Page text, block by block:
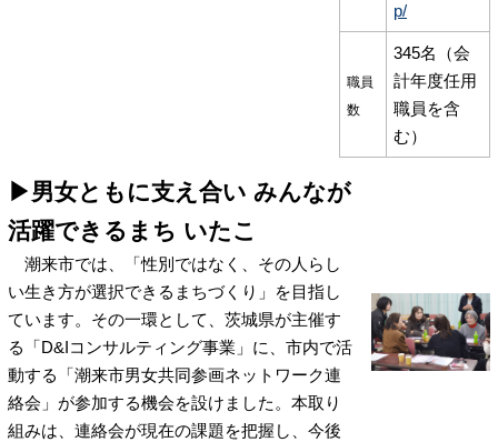
p/
職員
数
345名（会
計年度任用
職員を含
む）
▶男女ともに支え合い みんなが
活躍できるまち いたこ
潮来市では、「性別ではなく、その人らし
い生き方が選択できるまちづくり」を目指し
ています。その一環として、茨城県が主催す
る「D&Iコンサルティング事業」に、市内で活
動する「潮来市男女共同参画ネットワーク連
絡会」が参加する機会を設けました。本取り
組みは、連絡会が現在の課題を把握し、今後